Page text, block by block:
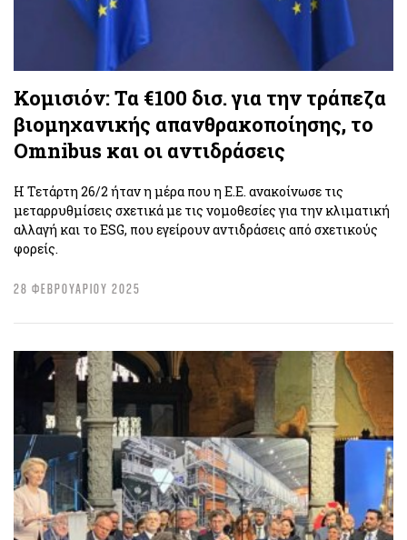
Κομισιόν: Τα €100 δισ. για την τράπεζα
βιομηχανικής απανθρακοποίησης, το
Omnibus και οι αντιδράσεις
Η Τετάρτη 26/2 ήταν η μέρα που η Ε.Ε. ανακοίνωσε τις
μεταρρυθμίσεις σχετικά με τις νομοθεσίες για την κλιματική
αλλαγή και το ESG, που εγείρουν αντιδράσεις από σχετικούς
φορείς.
28 ΦΕΒΡΟΥΑΡΙΟΥ 2025